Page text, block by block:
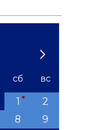
10 12
'29 '31
сб вс
1
2
8
9